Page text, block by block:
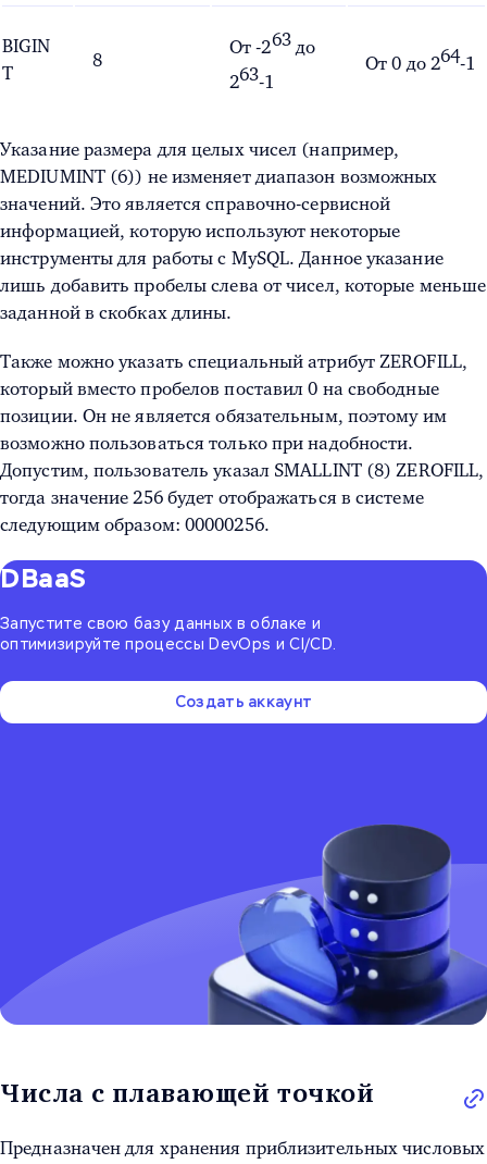
BIGIN
T
8
От -263до
263-1
От 0 до 264-1
Указание размера для целых чисел (например,
MEDIUMINT (6)) не изменяет диапазон возможных
значений. Это является справочно-сервисной
информацией, которую используют некоторые
инструменты для работы с MySQL. Данное указание
лишь добавить пробелы слева от чисел, которые меньше
заданной в скобках длины.
Также можно указать специальный атрибут ZEROFILL,
который вместо пробелов поставил 0 на свободные
позиции. Он не является обязательным, поэтому им
возможно пользоваться только при надобности.
Допустим, пользователь указал SMALLINT (8) ZEROFILL,
тогда значение 256 будет отображаться в системе
следующим образом: 00000256.
DBaaS
Запустите свою базу данных в облаке и
оптимизируйте процессы DevOps и CI/CD.
Создать аккаунт
Числа с плавающей точкой
Предназначен для хранения приблизительных числовых